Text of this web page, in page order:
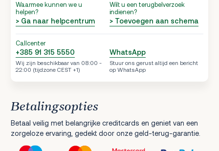
Waarmee kunnen we u
helpen?
> Ga naar helpcentrum
Wilt u een terugbelverzoek
indienen?
> Toevoegen aan schema
Callcenter
+385 91 315 5550
Wij zijn beschikbaar van 08:00 -
22:00 (tijdzone CEST +1)
WhatsApp
Stuur ons gerust altijd een bericht
op WhatsApp
Betalingsopties
Betaal veilig met belangrijke creditcards en geniet van een
zorgeloze ervaring, gedekt door onze geld-terug-garantie.